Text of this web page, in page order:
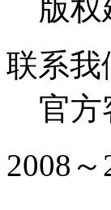
版权
联系我
官方
2008